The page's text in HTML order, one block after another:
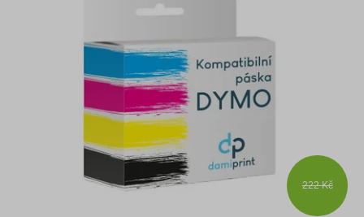
222 Kč